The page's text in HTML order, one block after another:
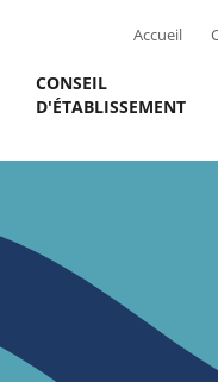
Accueil
CONSEIL
D'ÉTABLISSEMENT